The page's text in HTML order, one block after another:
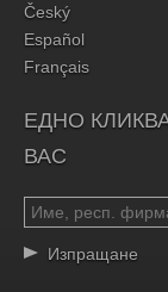
Český
Español
Français
ЕДНО
ВАС
Изпращане